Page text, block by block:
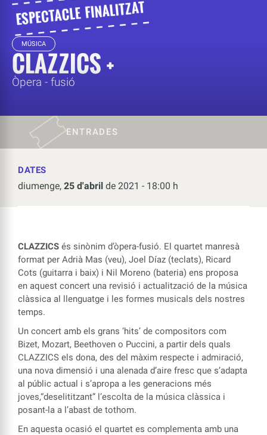
MÚSICA
CLAZZICS +
Òpera - fusió
ENTRADES
DATES
diumenge, 25 d'abril de 2021 - 18:00 h
CLAZZICS és sinònim d’òpera-fusió. El quartet manresà
format per Adrià Mas (veu), Joel Díaz (teclats), Ricard
Cots (guitarra i baix) i Nil Moreno (bateria) ens proposa
en aquest concert una revisió i actualització de la música
clàssica al llenguatge i les formes musicals dels nostres
temps.
Un concert amb els grans ‘hits’ de compositors com
Bizet, Mozart, Beethoven o Puccini, a partir dels quals
CLAZZICS els dona, des del màxim respecte i admiració,
una nova dimensió i una alenada d’aire fresc que s’adapta
al públic actual i s’apropa a les generacions més
joves,“deselititzant” l’escolta de la música clàssica i
posant-la a l’abast de tothom.
En aquesta ocasió el quartet es complementa amb una